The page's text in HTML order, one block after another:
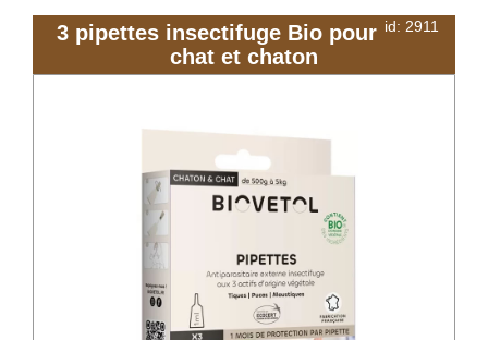
id: 2911
3 pipettes insectifuge Bio pour
chat et chaton